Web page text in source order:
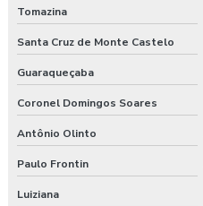
Tomazina
Santa Cruz de Monte Castelo
Guaraqueçaba
Coronel Domingos Soares
Antônio Olinto
Paulo Frontin
Luiziana